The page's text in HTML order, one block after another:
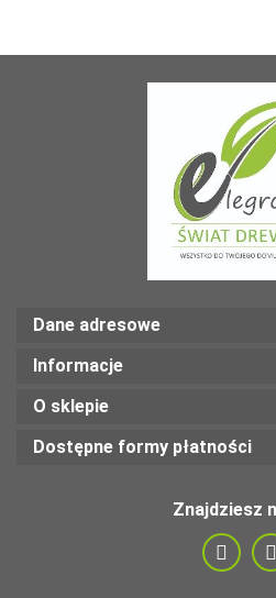
Dane adresowe
Informacje
O sklepie
Dostępne formy płatności
Znajdziesz